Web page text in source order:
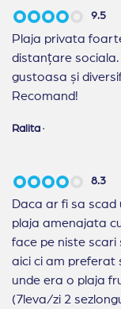
9.5
Plaja privata foarte
distanțare
gustoasa și
Recomand!
Ralita ·
8.3
Daca ar fi sa
plaja amenajata
face pe niste
aici ci am preferat
unde era o plaja
(7leva/zi 2